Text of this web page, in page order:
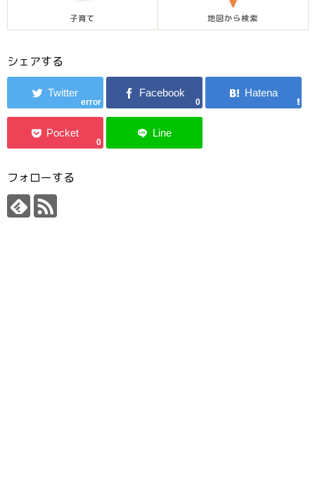
子育て 地図から検索
シェアする
error 0
0
フォローする